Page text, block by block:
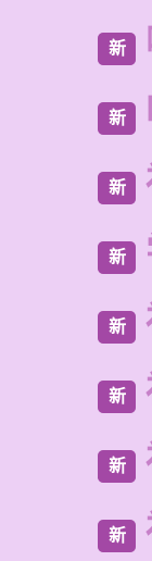
新
新
新
新
新
新
新
新